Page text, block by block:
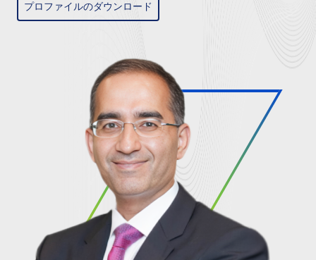
プロファイルのダウンロード